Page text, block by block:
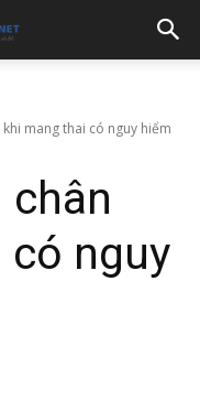
mang thai có nguy hiểm
chân
có nguy